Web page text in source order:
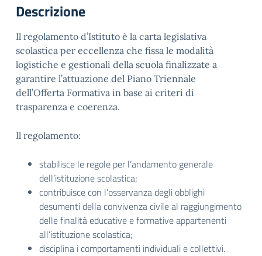
Descrizione
Il regolamento d’Istituto è la carta legislativa
scolastica per eccellenza che fissa le modalità
logistiche e gestionali della scuola finalizzate a
garantire l’attuazione del Piano Triennale
dell’Offerta Formativa in base ai criteri di
trasparenza e coerenza.
Il regolamento:
stabilisce le regole per l’andamento generale
dell’istituzione scolastica;
contribuisce con l’osservanza degli obblighi
desumenti della convivenza civile al raggiungimento
delle finalità educative e formative appartenenti
all’istituzione scolastica;
disciplina i comportamenti individuali e collettivi.